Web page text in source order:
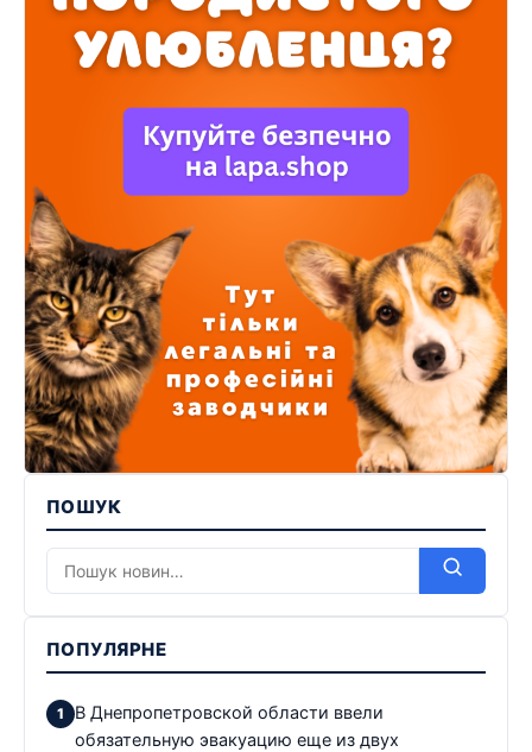
ПОШУК
ПОПУЛЯРНЕ
В Днепропетровской области ввели
обязательную эвакуацию еще из двух